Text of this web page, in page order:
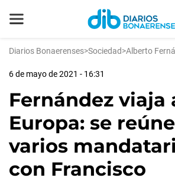
Diarios Bonaerenses>Sociedad>Alberto
6 de mayo de 2021 - 16:31
Fernández viaja
Europa: se
varios
con Francisco